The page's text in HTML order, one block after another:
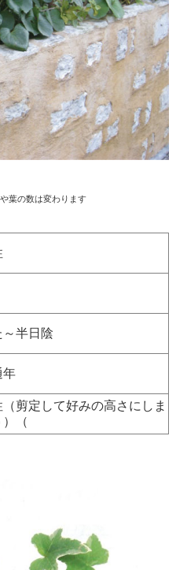
葉の数は変わります
～半日陰
年
剪定して好みの高さにしま
）（